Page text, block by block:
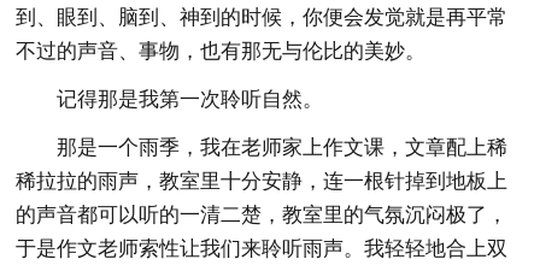
到、眼到、脑到、神到的时候，你便会发觉就是再平常
不过的声音、事物，也有那无与伦比的美妙。
记得那是我第一次聆听自然。
那是一个雨季，我在老师家上作文课，文章配上稀
稀拉拉的雨声，教室里十分安静，连一根针掉到地板上
的声音都可以听的一清二楚，教室里的气氛沉闷极了，
于是作文老师索性让我们来聆听雨声。我轻轻地合上双